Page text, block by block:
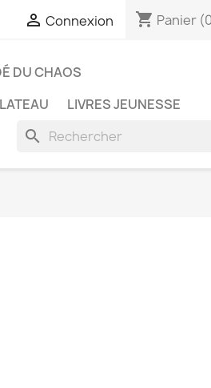
 Connexion shopping_cart Panier
DU CHAOS
LIVRES JEUNESSE
search